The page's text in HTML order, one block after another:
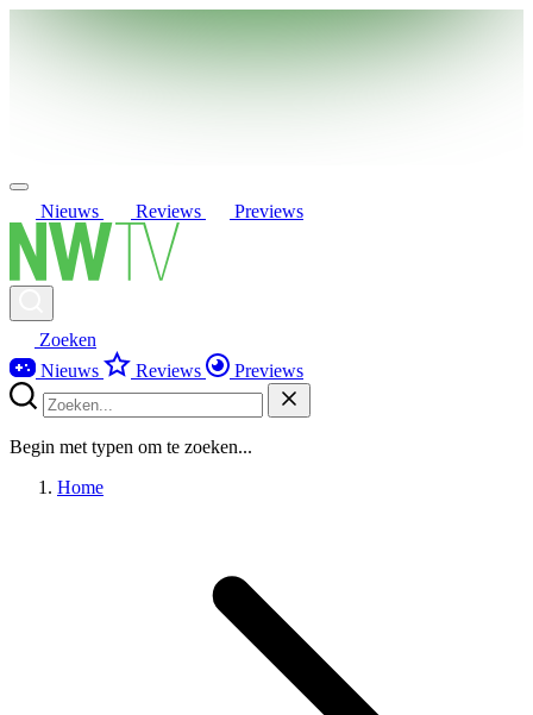
Nieuws Reviews Previews
Zoeken
Nieuws
Reviews Previews
Begin met typen om te zoeken...
Home